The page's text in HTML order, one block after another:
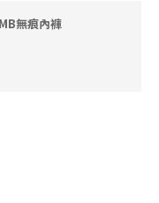
無痕內褲